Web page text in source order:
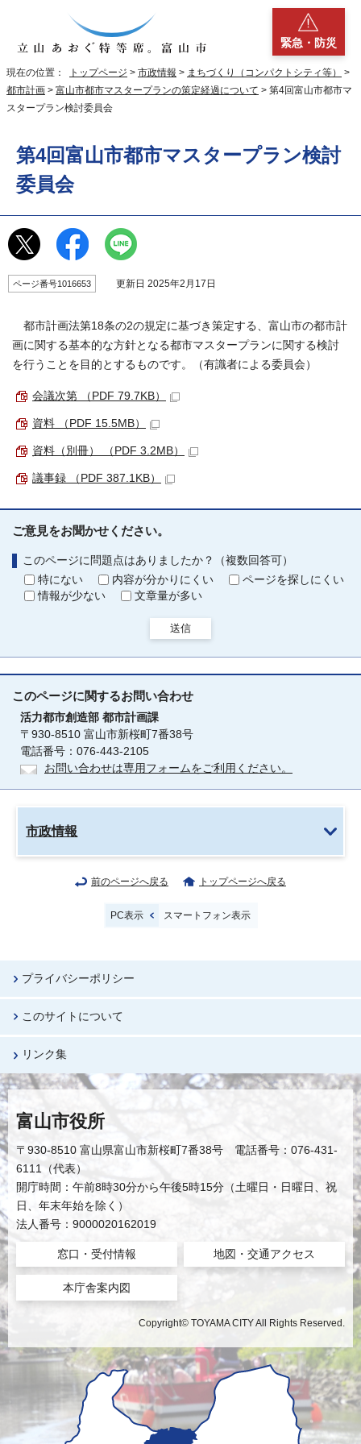
緊急・防災
現在の位置： トップページ > 市政情報 > まちづくり（コンパクトシティ等）
>
都市計画 > 富山市都市マスタープランの策定経過について > 第4回富山市都市マ
スタープラン検討委員会
第4回富山市都市マスタープラン検討
委員会
ページ番号1016653 更新日 2025年2月17日
都市計画法第18条の2の規定に基づき策定する、富山市の都市計
画に関する基本的な方針となる都市マスタープランに関する検討
を行うことを目的とするものです。（有識者による委員会）
会議次第 （PDF 79.7KB）
資料 （PDF 15.5MB）
資料（別冊） （PDF 3.2MB）
議事録 （PDF 387.1KB）
ご意見をお聞かせください。
このページに問題点はありましたか？（複数回答可）
特にない
内容が分かりにくい
ページを探しにくい
情報が少ない
文章量が多い
送信
このページに関するお問い合わせ
活力都市創造部 都市計画課
〒930-8510 富山市新桜町7番38号
電話番号：076-443-2105
お問い合わせは専用フォームをご利用ください。
市政情報
前のページへ戻る トップページへ戻る
PC表示 スマートフォン表示
プライバシーポリシー
このサイトについて
リンク集
富山市役所
〒930-8510 富山県富山市新桜町7番38号 電話番号：076-431-
6111（代表）
開庁時間：午前8時30分から午後5時15分（土曜日・日曜日、祝
日、年末年始を除く）
法人番号：9000020162019
窓口・受付情報 地図・交通アクセス
本庁舎案内図
Copyright© TOYAMA CITY All Rights Reserved.